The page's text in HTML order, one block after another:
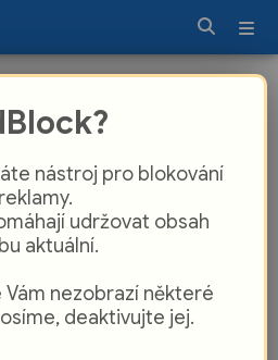
kraje pokračují v
nástroj pro blokování
reklamy.
udržovat obsah
aktuální.
Vám nezobrazí některé
deaktivujte jej.